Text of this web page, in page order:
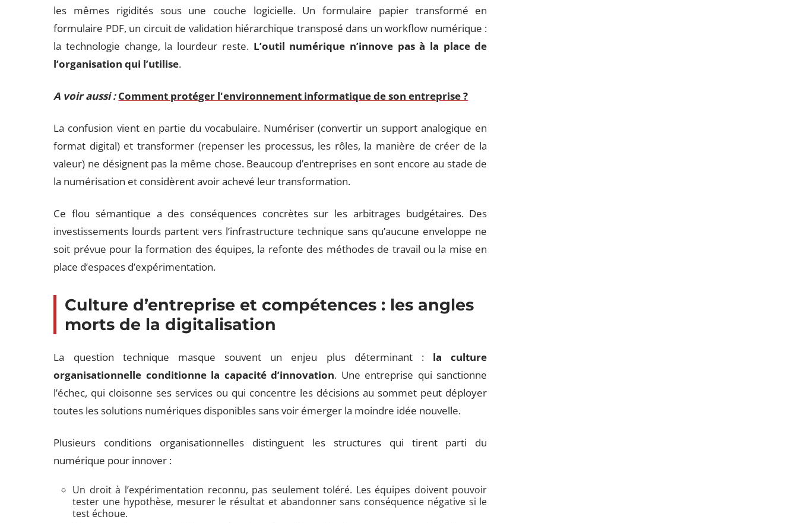
les mêmes rigidités sous une couche logicielle. Un formulaire papier transformé en
formulaire PDF, un circuit de validation hiérarchique transposé dans un workflow numérique :
la technologie change, la lourdeur reste. L’outil numérique n’innove pas à la place de
l’organisation qui l’utilise.
A voir aussi : Comment protéger l'environnement informatique de son entreprise ?
La confusion vient en partie du vocabulaire. Numériser (convertir un support analogique en
format digital) et transformer (repenser les processus, les rôles, la manière de créer de la
valeur) ne désignent pas la même chose. Beaucoup d’entreprises en sont encore au stade de
la numérisation et considèrent avoir achevé leur transformation.
Ce flou sémantique a des conséquences concrètes sur les arbitrages budgétaires. Des
investissements lourds partent vers l’infrastructure technique sans qu’aucune enveloppe ne
soit prévue pour la formation des équipes, la refonte des méthodes de travail ou la mise en
place d’espaces d’expérimentation.
Culture d’entreprise et compétences : les angles
morts de la digitalisation
La question technique masque souvent un enjeu plus déterminant : la culture
organisationnelle conditionne la capacité d’innovation. Une entreprise qui sanctionne
l’échec, qui cloisonne ses services ou qui concentre les décisions au sommet peut déployer
toutes les solutions numériques disponibles sans voir émerger la moindre idée nouvelle.
Plusieurs conditions organisationnelles distinguent les structures qui tirent parti du
numérique pour innover :
Un droit à l’expérimentation reconnu, pas seulement toléré. Les équipes doivent pouvoir
tester une hypothèse, mesurer le résultat et abandonner sans conséquence négative si le
test échoue.